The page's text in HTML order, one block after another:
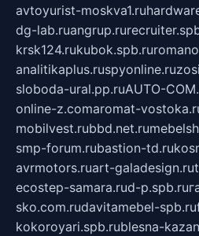
avtoyurist-moskva1.ru
dg-lab.ruangrup.ru
krsk124.rukubok.spb.ru
analitikaplus.ruspyonline.ru
sloboda-ural.pp.ruAUTO-
online-z.comaromat-
mobilvest.rubbd.net.ru
smp-forum.rubastion-td.ru
avrmotors.ruart-galadesign.ru
ecostep-samara.rud-p.spb.ru
sko.com.rudavitamebel-spb.ru
kokoroyari.spb.rublesna-